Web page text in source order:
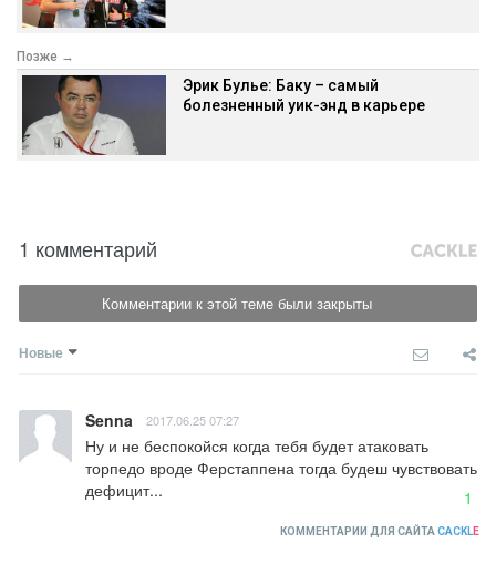
Позже →
Эрик Булье: Баку – самый
болезненный уик-энд в карьере
1 комментарий
Комментарии к этой теме были закрыты
Новые
Senna 2017.06.25 07:27
Ну и не беспокойся когда тебя будет атаковать
торпедо вроде Ферстаппена тогда будеш чувствовать
дефицит...
1
КОММЕНТАРИИ ДЛЯ САЙТА CACKLE